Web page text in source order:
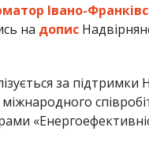
Івано-
на допис
за підтримки